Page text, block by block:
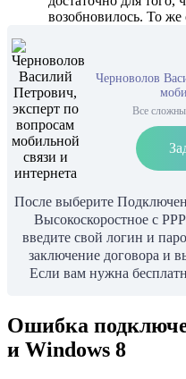
возобновилось. То же
Черноволов
Все
После выберите
Высокоскоростное с
введите свой логин и
заключение договора и
Если вам нужна
Ошибка
и Windows 8